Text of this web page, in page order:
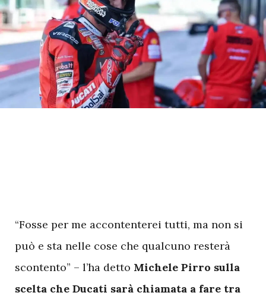
“Fosse per me accontenterei tutti, ma non si
può e sta nelle cose che qualcuno resterà
scontento” – l’ha detto Michele Pirro sulla
scelta che Ducati sarà chiamata a fare tra